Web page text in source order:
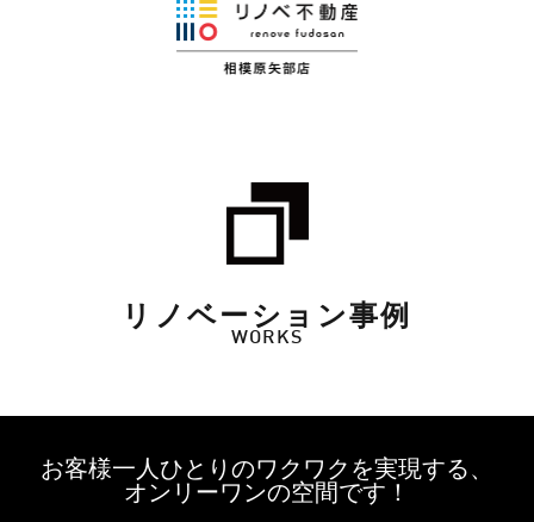
リノベーション事例
WORKS
お客様一人ひとりのワクワクを実現する、
オンリーワンの空間です！